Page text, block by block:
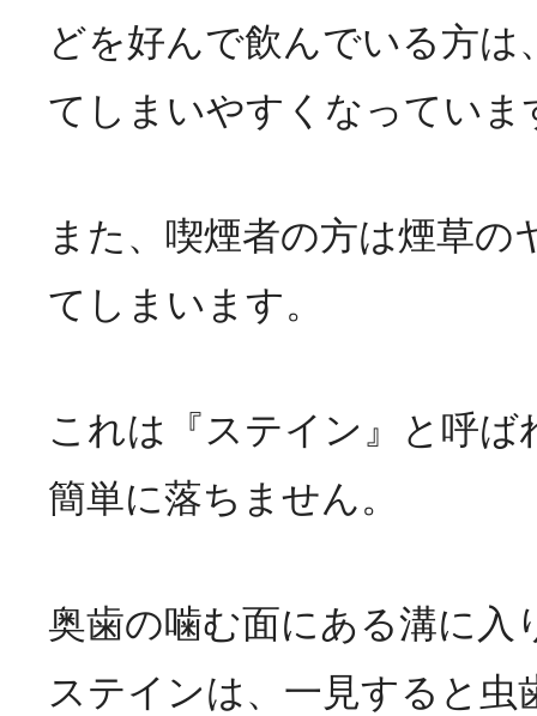
どを好んで飲んでいる方は
てしまいやすくなっていま
また、喫煙者の方は煙草の
てしまいます。
これは『ステイン』と呼ば
簡単に落ちません。
奥歯の噛む面にある溝に入
ステインは、一見すると虫